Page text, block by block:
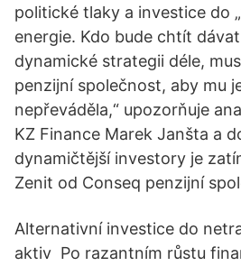
politické tlaky a investice do
energie. Kdo bude chtít
dynamické strategii déle,
penzijní společnost, aby mu
nepřeváděla,“ upozorňuje
KZ Finance Marek Janšta a
dynamičtější investory je
Zenit od Conseq penzijní
Alternativní investice do
aktiv Po razantním růstu